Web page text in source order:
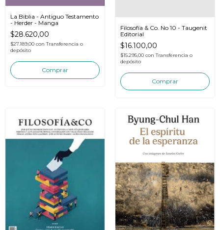
La Biblia - Antiguo Testamento
- Herder - Manga
$28.620,00
$27.189,00 con Transferencia o
depósito
Filosofía & Co. No 10 - Taugenit
Editorial
$16.100,00
$15.295,00 con Transferencia o
depósito